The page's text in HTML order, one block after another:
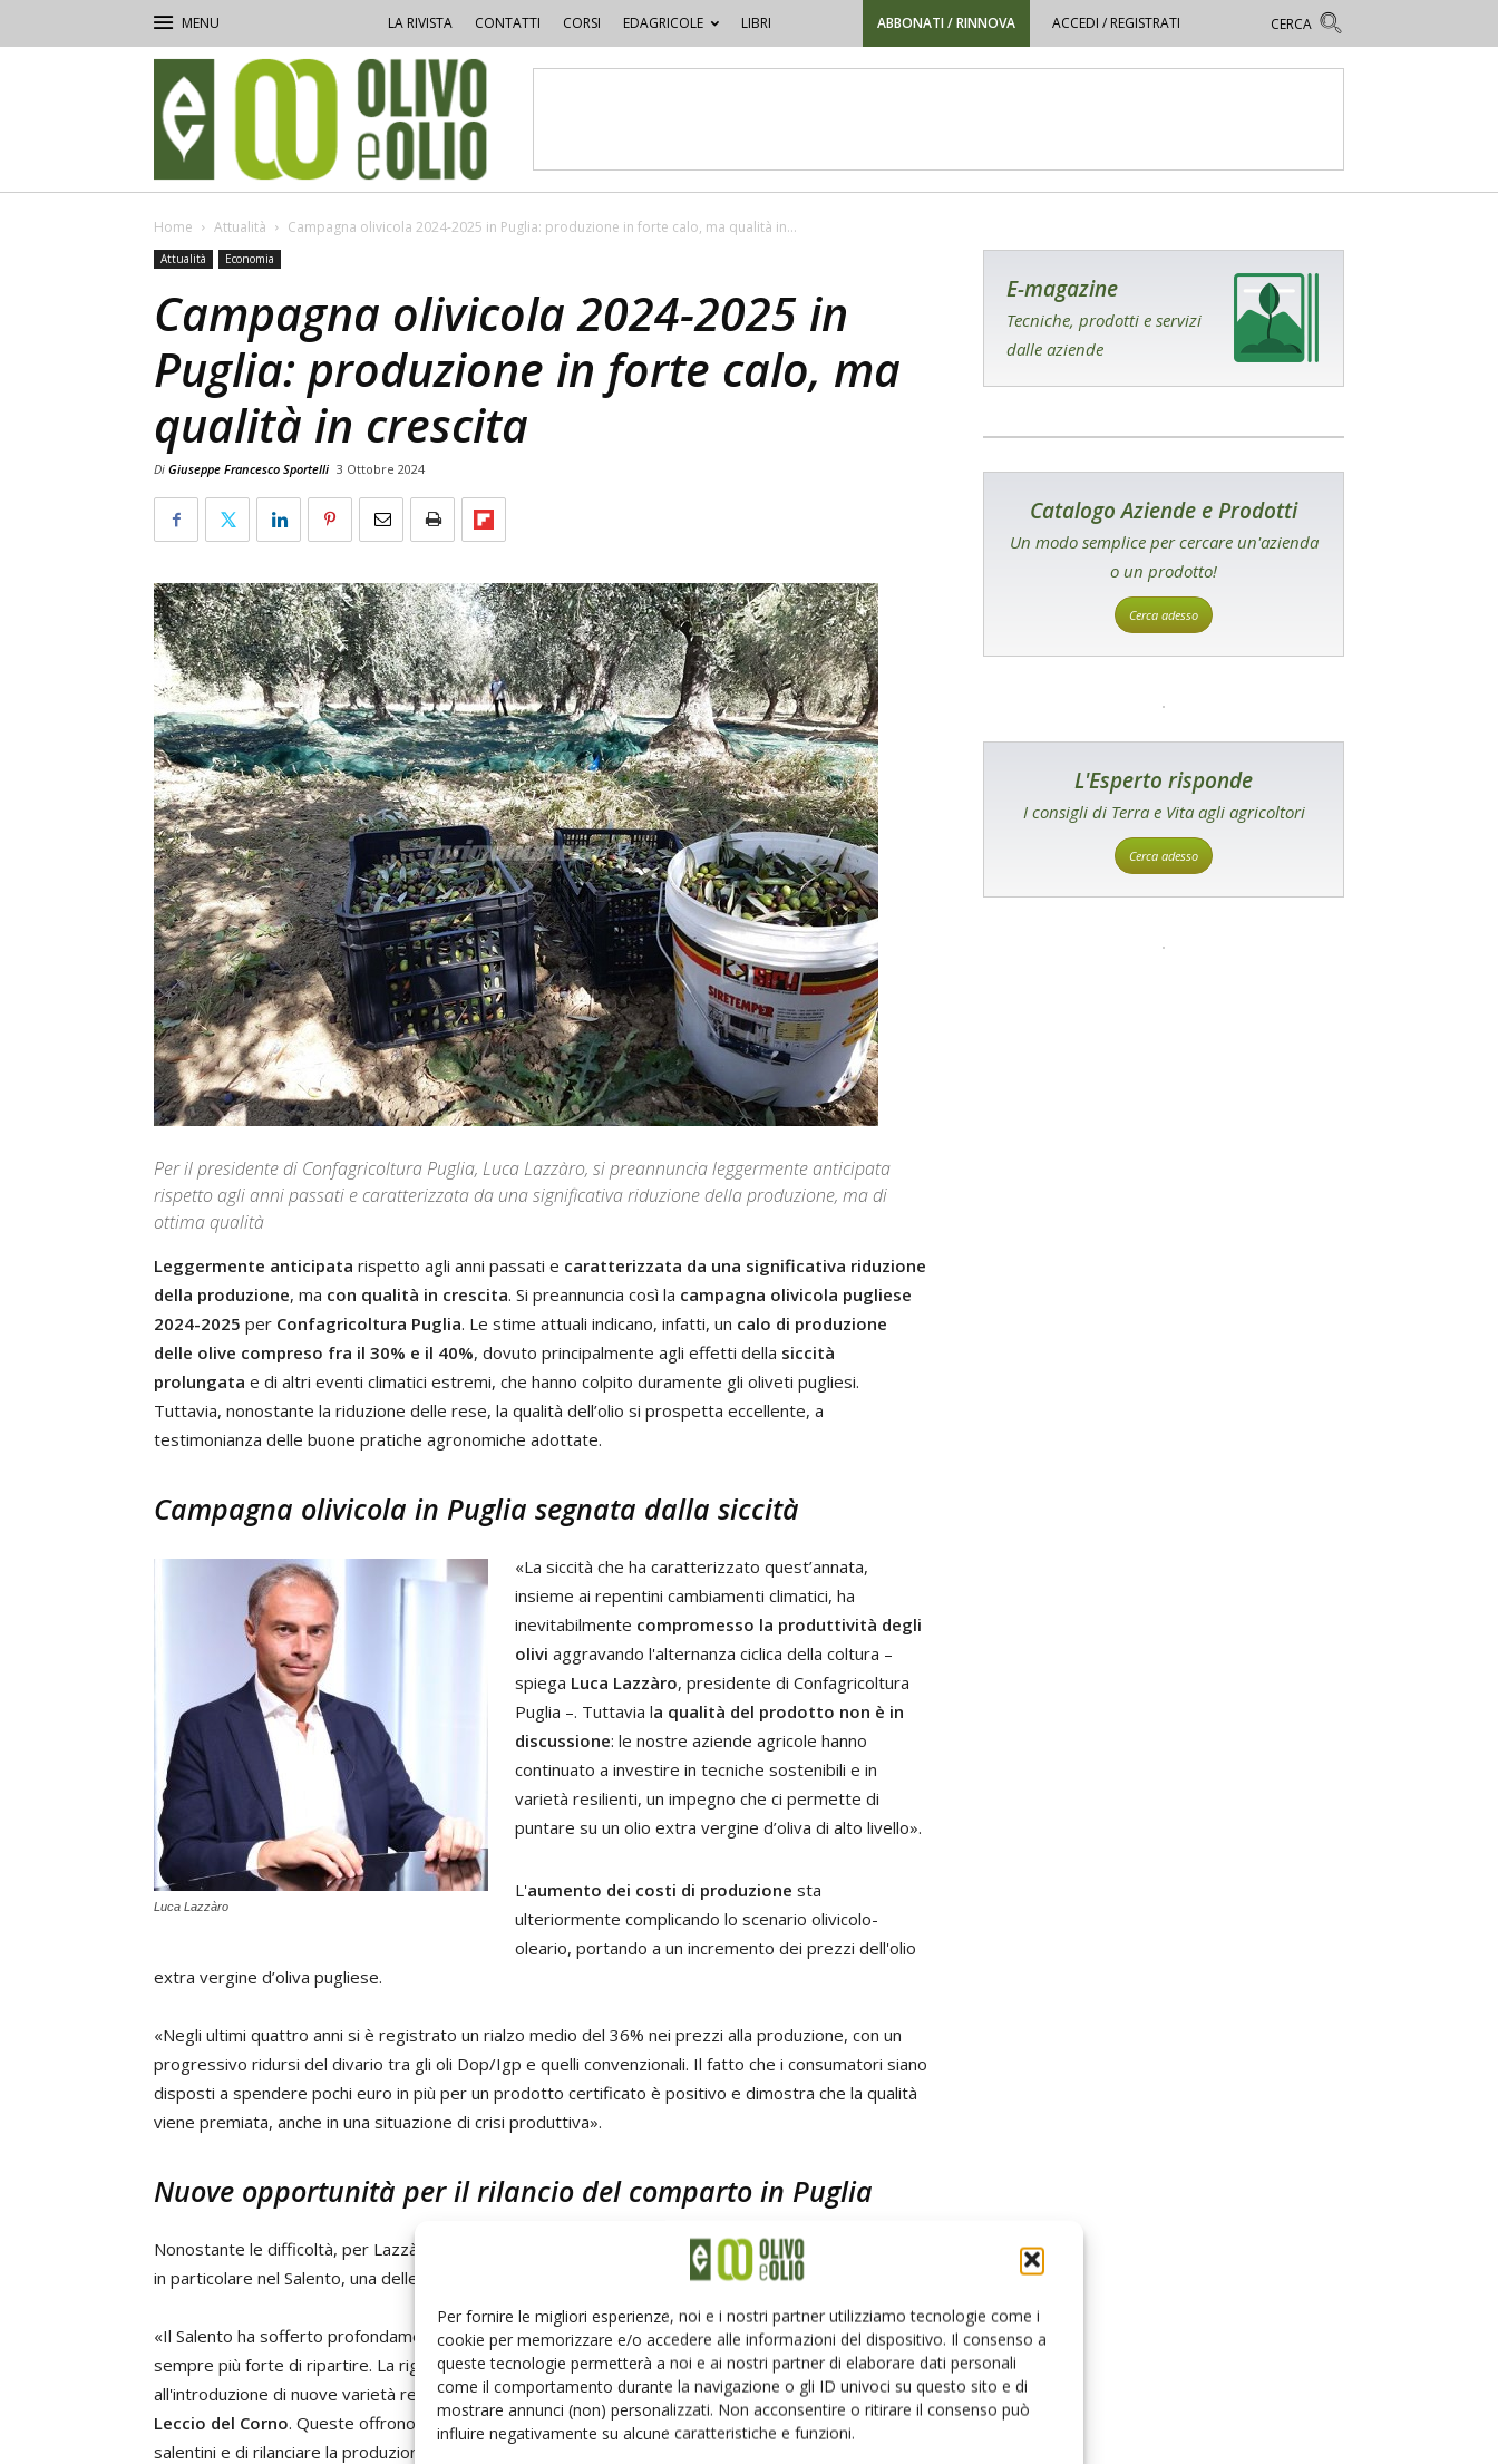
Per fornire le migliori esperienze, noi e i nostri partner utilizziamo tecnologie come i
cookie per memorizzare e/o accedere alle informazioni del dispositivo. Il consenso a
queste tecnologie permetterà a noi e ai nostri partner di elaborare dati personali
come il comportamento durante la navigazione o gli ID univoci su questo sito e di
mostrare annunci (non) personalizzati. Non acconsentire o ritirare il consenso può
influire negativamente su alcune caratteristiche e funzioni.
LA RIVISTA CONTATTI CORSI EDAGRICOLE LIBRI ABBONATI / RINNOVA ACCEDI / REGISTRATI
e
Olio
Home Attualità Campagna olivicola 2024-2025 in Puglia: produzione in forte calo, ma qualità in...
Attualità Economia
Campagna olivicola 2024-2025 in
Puglia: produzione in forte calo, ma
qualità in crescita
Di Giuseppe Francesco Sportelli 3 Ottobre 2024
Per il presidente di Confagricoltura Puglia, Luca Lazzàro, si preannuncia leggermente anticipata
rispetto agli anni passati e caratterizzata da una significativa riduzione della produzione, ma di
ottima qualità
Leggermente anticipata rispetto agli anni passati e caratterizzata da una significativa riduzione
della produzione, ma con qualità in crescita. Si preannuncia così la campagna olivicola pugliese
2024-2025 per Confagricoltura Puglia. Le stime attuali indicano, infatti, un calo di produzione
delle olive compreso fra il 30% e il 40%, dovuto principalmente agli effetti della siccità
prolungata e di altri eventi climatici estremi, che hanno colpito duramente gli oliveti pugliesi.
Tuttavia, nonostante la riduzione delle rese, la qualità dell’olio si prospetta eccellente, a
testimonianza delle buone pratiche agronomiche adottate.
Campagna olivicola in Puglia segnata dalla siccità
Luca Lazzàro
«La siccità che ha caratterizzato quest’annata,
insieme ai repentini cambiamenti climatici, ha
inevitabilmente compromesso la produttività degli
olivi aggravando l'alternanza ciclica della coltura –
spiega Luca Lazzàro, presidente di Confagricoltura
Puglia –. Tuttavia la qualità del prodotto non è in
discussione: le nostre aziende agricole hanno
continuato a investire in tecniche sostenibili e in
varietà resilienti, un impegno che ci permette di
puntare su un olio extra vergine d’oliva di alto livello».
L'aumento dei costi di produzione sta
ulteriormente complicando lo scenario olivicolo-
oleario, portando a un incremento dei prezzi dell'olio
extra vergine d’oliva pugliese.
«Negli ultimi quattro anni si è registrato un rialzo medio del 36% nei prezzi alla produzione, con un
progressivo ridursi del divario tra gli oli Dop/Igp e quelli convenzionali. Il fatto che i consumatori siano
disposti a spendere pochi euro in più per un prodotto certificato è positivo e dimostra che la qualità
viene premiata, anche in una situazione di crisi produttiva».
Nuove opportunità per il rilancio del comparto in Puglia
Nonostante le difficoltà, per Lazzàro esistono nuove opportunità per il rilancio del comparto olivicolo,
in particolare nel Salento, una delle aree più duramente colpite dalla
Xylella fastidiosa.
«Il Salento ha sofferto profondamente a causa di questa emergenza fitosanitaria, ma c’è una volontà
sempre più forte di ripartire. La rigenerazione del territorio sta diventando realtà grazie
all'introduzione di nuove varietà resistenti alla Xylella, come laLecciana, laFavolosa (FS-17) e la
Leccio del Corno. Queste offrono una risposta concreta alla necessità di rinvigorire gli uliveti
salentini e di rilanciare la produzione olivicola regionale».
E-magazine
Tecniche, prodotti e servizi
dalle aziende
Catalogo Aziende e Prodotti
Un modo semplice per cercare un'azienda
o un prodotto!
Cerca adesso
L'Esperto risponde
I consigli di Terra e Vita agli agricoltori
Cerca adesso